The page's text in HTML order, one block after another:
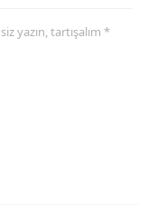
yazın, tartışalım *